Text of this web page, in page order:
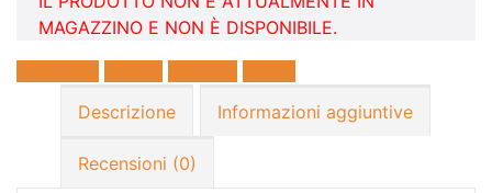
MAGAZZINO E NON È DISPONIBILE.
Descrizione
Informazioni aggiuntive
Recensioni (0)